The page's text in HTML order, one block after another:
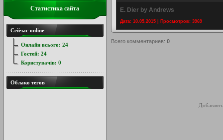
E. Dier by Andrews
Дата: 10.05.2015 | Просмотров: 3969
Всего комментариев: 0
Статистика сайта
Сейчас online
Онлайн всього: 24
Гостей: 24
Користувачів: 0
Облако тегов